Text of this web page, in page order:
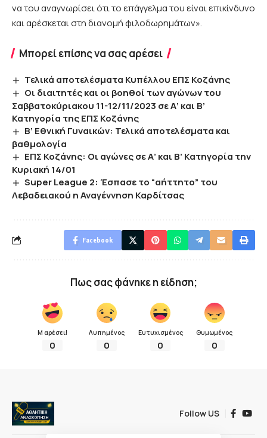
να του αναγνωρίσει ότι το επάγγελμα του είναι επικίνδυνο
και αρέσκεται στη διανομή φιλοδωρημάτων».
Μπορεί επίσης να σας αρέσει
Τελικά αποτελέσματα Κυπέλλου ΕΠΣ Κοζάνης
Οι διαιτητές και οι βοηθοί των αγώνων του
Σαββατοκύριακου 11-12/11/2023 σε Α’ και Β’
Κατηγορία της ΕΠΣ Κοζάνης
Β’ Εθνική Γυναικών: Τελικά αποτελέσματα και
βαθμολογία
ΕΠΣ Κοζάνης: Οι αγώνες σε Α’ και Β’ Κατηγορία την
Κυριακή 14/01
Super League 2: Έσπασε το “αήττητο” του
Λεβαδειακού η Αναγέννηση Καρδίτσας
Facebook
Πως σας φάνηκε η είδηση;
Μ αρέσει!
0
Λυπημένος
0
Ευτυχισμένος
0
Θυμωμένος
0
Follow US